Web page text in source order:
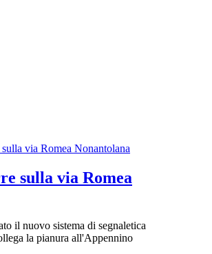
via Romea Nonantolana
sulla via Romea
il nuovo sistema di segnaletica
la pianura all'Appennino